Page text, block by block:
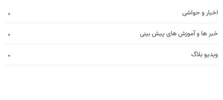
اخبار و حواشی
خبر ها و آموزش های پیش بینی
ویدیو بلاگ